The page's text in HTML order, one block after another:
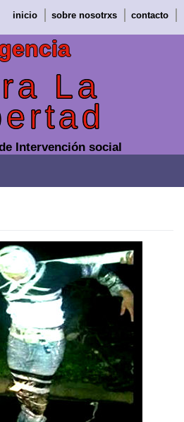
inicio sobre nosotrxs contacto
La
Intervención social